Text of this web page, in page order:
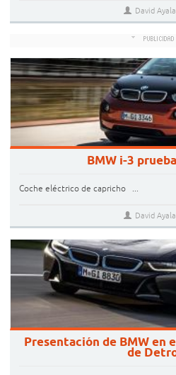
David
BMW i-3
Coche eléctrico de capricho ...
David
Presentación de BMW en
de